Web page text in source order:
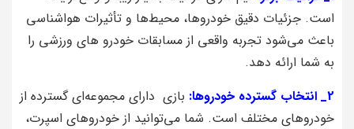
است. جزئیات دقیق خودروها، محیط‌ها و تأثیرات هواشناسی
باعث می‌شود تجربه واقعی از مسابقات خودرو های ورزشی را
به شما ارائه دهد.
2_ انتخاب گسترده خودروها:
بازی دارای مجموعه‌ای گسترده از
خودروهای مختلف است. شما می‌توانید از خودروهای اسپرت،